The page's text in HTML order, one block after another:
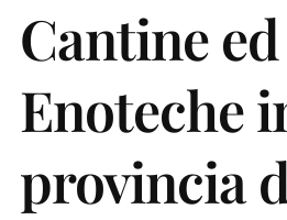
Cantine ed
Enoteche
provincia